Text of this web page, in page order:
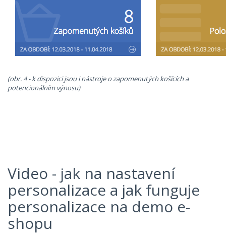
(obr. 4 - k dispozici jsou i nástroje o zapomenutých košících a
potencionálním výnosu)
Video - jak na nastavení
personalizace a jak funguje
personalizace na demo e-
shopu